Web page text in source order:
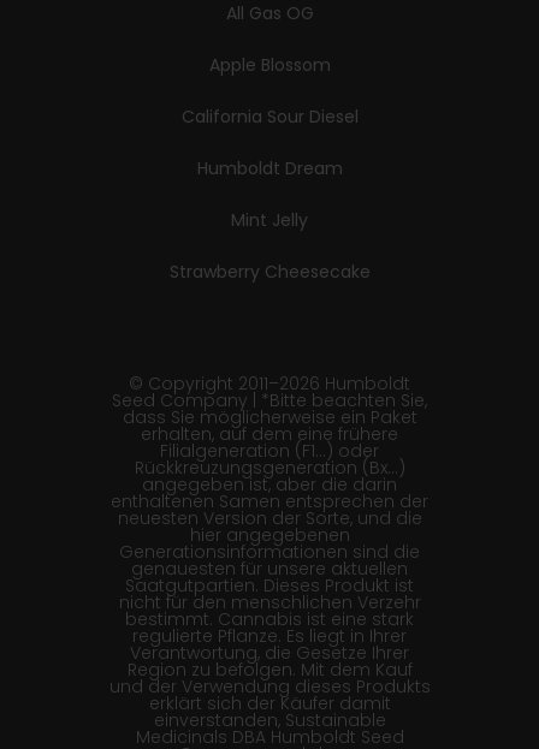
All Gas OG
Apple Blossom
California Sour Diesel
Humboldt Dream
Mint Jelly
Strawberry Cheesecake
© Copyright 2011–2026 Humboldt
Seed Company | *Bitte beachten Sie,
dass Sie möglicherweise ein Paket
erhalten, auf dem eine frühere
Filialgeneration (F1…) oder
Rückkreuzungsgeneration (Bx…)
angegeben ist, aber die darin
enthaltenen Samen entsprechen der
neuesten Version der Sorte, und die
hier angegebenen
Generationsinformationen sind die
genauesten für unsere aktuellen
Saatgutpartien. Dieses Produkt ist
nicht für den menschlichen Verzehr
bestimmt. Cannabis ist eine stark
regulierte Pflanze. Es liegt in Ihrer
Verantwortung, die Gesetze Ihrer
Region zu befolgen. Mit dem Kauf
und der Verwendung dieses Produkts
erklärt sich der Käufer damit
einverstanden, Sustainable
Medicinals DBA Humboldt Seed